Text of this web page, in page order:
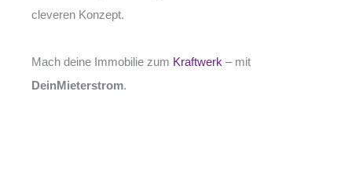
cleveren Konzept.
Mach deine Immobilie zum Kraftwerk – mit
DeinMieterstrom.